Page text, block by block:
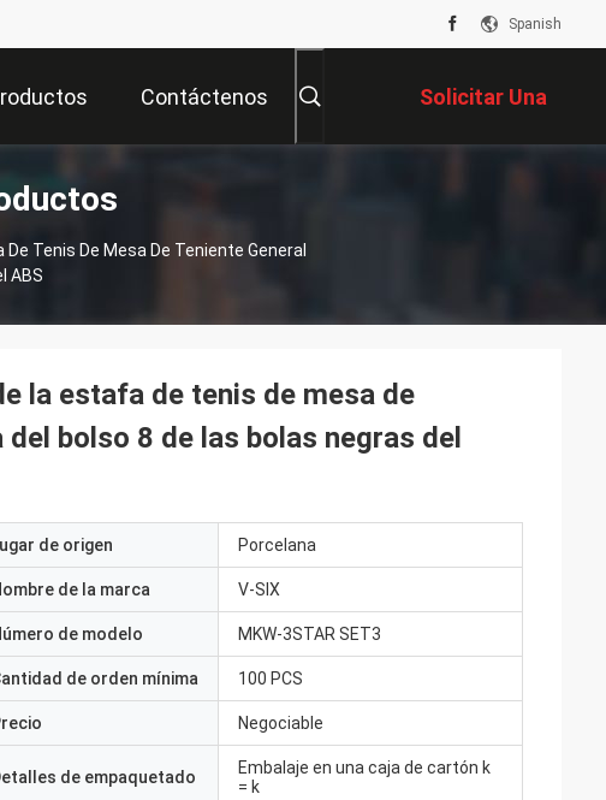
Spanish
Contáctenos Solicitar Una
Cotización
Tenis De Mesa De Teniente General
ABS
la estafa de tenis de mesa de
bolso 8 de las bolas negras del
de origen Porcelana
de la marca V-SIX
de modelo MKW-3STAR SET3
de orden mínima 100 PCS
Negociable
de empaquetado
Embalaje en una caja de cartón k
= k